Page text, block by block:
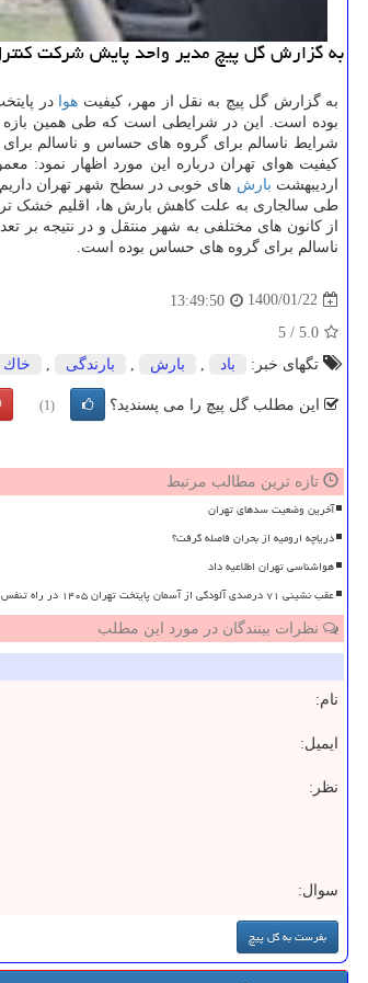
به گزارش گل پیچ مدیر واحد پایش شرکت کنترل کیفیت هوای تهران دلیل کاهش
به گزارش گل پیچ به نقل از مهر، کیفیت هوا
کیفیت هوای تهران درباره این مورد اظهار نمود:
اردیبهشت بارش های خوبی در سطح شهر تهران
طی سالجاری به علت کاهش بارش ها، اقلیم خشک
ناسالم برای گروه های حساس بوده است.
1400/01/22
13:49:50
5.0
/
5
تگهای خبر:
باد , بارش , بارندگی , خاك
این مطلب گل پیچ را می پسندید؟ (1)
تازه ترین مطالب مرتبط
آخرین وضعیت سدهای تهران
دریاچه ارومیه از بحران فاصله گرفت؟
هواشناسی تهران اطلاعیه داد
عقب نشینی ۷۱ درصدی آلودگی از آسمان پایتخت تهران ۱۴۰۵ در راه تنفس
نظرات بینندگان در مورد این مطلب
نام:
ایمیل:
نظر:
سوال: